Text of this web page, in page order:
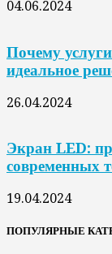
04.06.2024
Почему
идеальное
26.04.2024
Экран LED:
современных
19.04.2024
ПОПУЛЯРНЫЕ